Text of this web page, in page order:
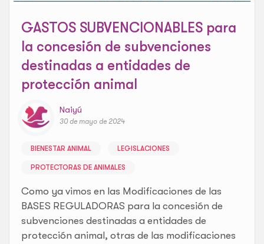
GASTOS SUBVENCIONABLES para
la concesión de subvenciones
destinadas a entidades de
protección animal
Naiyú
30 de mayo de 2024
BIENESTAR ANIMAL LEGISLACIONES
PROTECTORAS DE ANIMALES
Como ya vimos en las Modificaciones de las
BASES REGULADORAS para la concesión de
subvenciones destinadas a entidades de
protección animal, otras de las modificaciones